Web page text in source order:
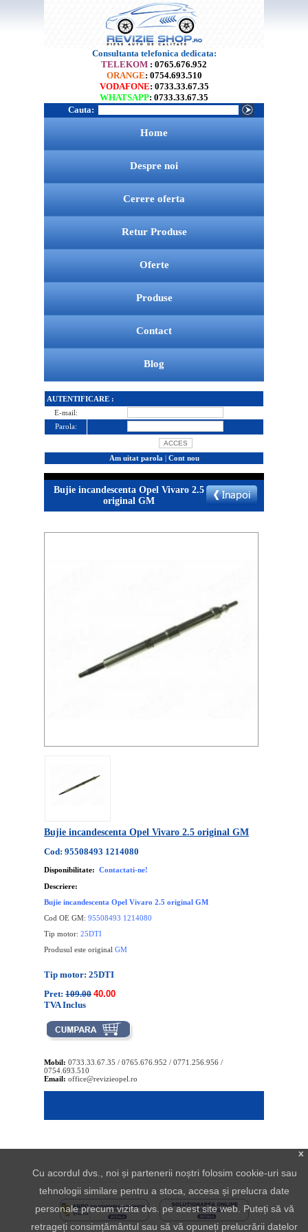
Consultanta telefonica dedicata:
TELEKOM : 0765.676.952
ORANGE: 0754.693.510
VODAFONE: 0733.33.67.35
WHATSAPP: 0733.33.67.35
Cauta:
Home
Despre noi
Cerere oferta
Retur Produse
Oferte
Produse
Contact
Blog
AUTENTIFICARE :
E-mail:
Parola:
Am uitat parola | Cont nou
Bujie incandescenta Opel Vivaro 2.5
original GM
Bujie incandescenta Opel Vivaro 2.5 original GM
Cod: 95508493 1214080
Disponibilitate: Contactati-ne!
Descriere:
Bujie incandescenta Opel Vivaro 2.5 original GM
Cod OE GM: 95508493 1214080
Tip motor: 25DTI
Produsul este original GM
Tip motor: 25DTI
Pret: 109.00 40.00
TVA Inclus
Mobil: 0733.33.67.35 / 0765.676.952 / 0771.256.956 /
0754.693.510
Email: office@revizieopel.ro
x
Cu acordul dvs., noi și partenerii noștri folosim cookie-uri sau
tehnologii similare pentru a stoca, accesa și prelucra date
personale precum vizita dvs. pe acest site web. Puteți să vă
retrageți consimțământul sau să vă opuneți prelucrării datelor